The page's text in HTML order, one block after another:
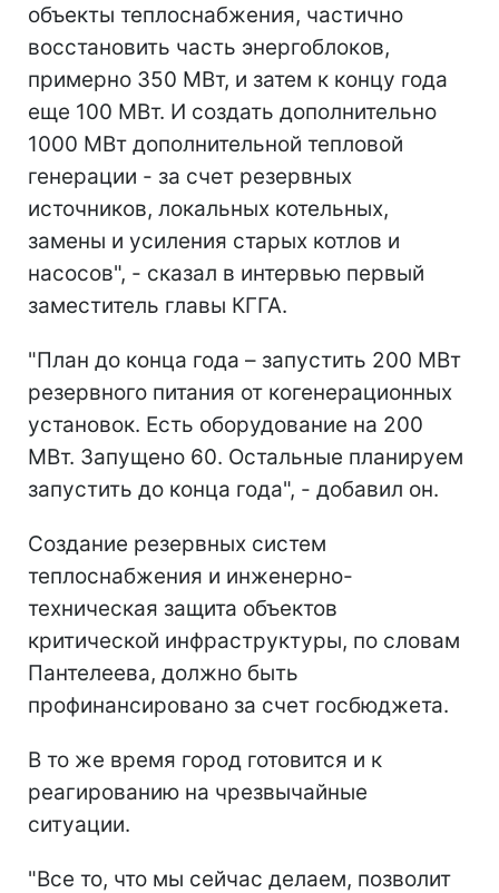
объекты теплоснабжения, частично
восстановить часть энергоблоков,
примерно 350 МВт, и затем к концу года
еще 100 МВт. И создать дополнительно
1000 МВт дополнительной тепловой
генерации - за счет резервных
источников, локальных котельных,
замены и усиления старых котлов и
насосов", - сказал в интервью первый
заместитель главы КГГА.
"План до конца года – запустить 200 МВт
резервного питания от когенерационных
установок. Есть оборудование на 200
МВт. Запущено 60. Остальные планируем
запустить до конца года", - добавил он.
Создание резервных систем
теплоснабжения и инженерно-
техническая защита объектов
критической инфраструктуры, по словам
Пантелеева, должно быть
профинансировано за счет госбюджета.
В то же время город готовится и к
реагированию на чрезвычайные
ситуации.
"Все то, что мы сейчас делаем, позволит